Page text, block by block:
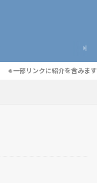
※一部リンクに紹介を含みます